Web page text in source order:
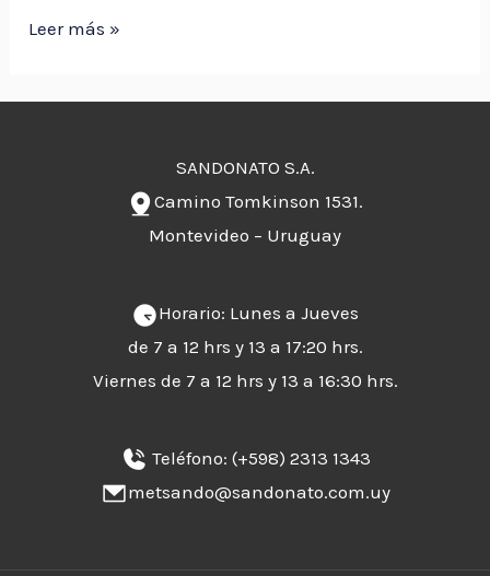
Leer más »
SANDONATO S.A.
Camino Tomkinson 1531.
Montevideo – Uruguay
Horario: Lunes a Jueves
de 7 a 12 hrs y 13 a 17:20 hrs.
Viernes de 7 a 12 hrs y 13 a 16:30 hrs.
Teléfono: (+598) 2313 1343
metsando@sandonato.com.uy